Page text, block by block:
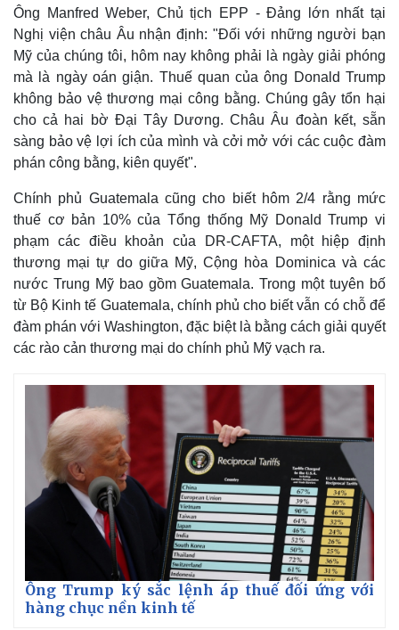
Ông Manfred Weber, Chủ tịch EPP - Đảng lớn nhất tại
Nghị viện châu Âu nhận định: "Đối với những người bạn
Mỹ của chúng tôi, hôm nay không phải là ngày giải phóng
mà là ngày oán giận. Thuế quan của ông Donald Trump
không bảo vệ thương mại công bằng. Chúng gây tổn hại
cho cả hai bờ Đại Tây Dương. Châu Âu đoàn kết, sẵn
sàng bảo vệ lợi ích của mình và cởi mở với các cuộc đàm
phán công bằng, kiên quyết".
Chính phủ Guatemala cũng cho biết hôm 2/4 rằng mức
thuế cơ bản 10% của Tổng thống Mỹ Donald Trump vi
phạm các điều khoản của DR-CAFTA, một hiệp định
thương mại tự do giữa Mỹ, Cộng hòa Dominica và các
nước Trung Mỹ bao gồm Guatemala. Trong một tuyên bố
từ Bộ Kinh tế Guatemala, chính phủ cho biết vẫn có chỗ để
đàm phán với Washington, đặc biệt là bằng cách giải quyết
các rào cản thương mại do chính phủ Mỹ vạch ra.
Ông Trump ký sắc lệnh áp thuế đối ứng với
hàng chục nền kinh tế